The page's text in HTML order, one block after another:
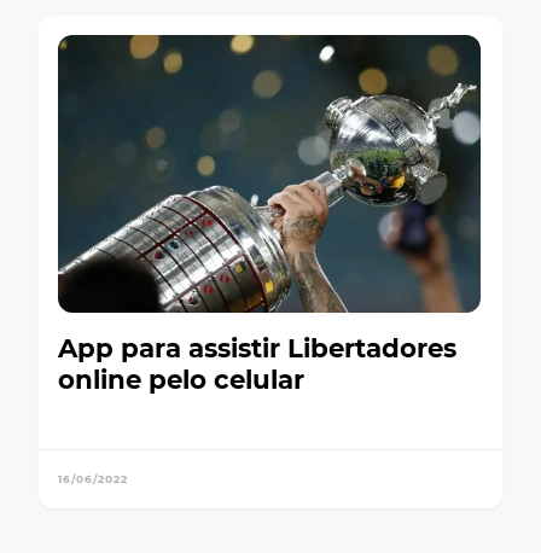
App para assistir Libertadores
online pelo celular
16/06/2022